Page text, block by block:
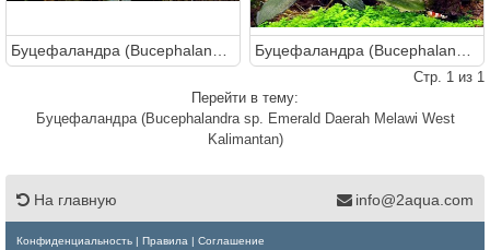
Стр. 1 из 1
Перейти в тему:
Буцефаландра (Bucephalandra sp. Emerald Daerah Melawi West
Kalimantan)
На главную info@2aqua.com
Конфиденциальность Правила
Соглашение